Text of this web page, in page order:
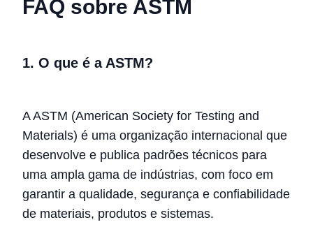
FAQ sobre ASTM
1. O que é a ASTM?
A ASTM (American Society for Testing and
Materials) é uma organização internacional que
desenvolve e publica padrões técnicos para
uma ampla gama de indústrias, com foco em
garantir a qualidade, segurança e confiabilidade
de materiais, produtos e sistemas.